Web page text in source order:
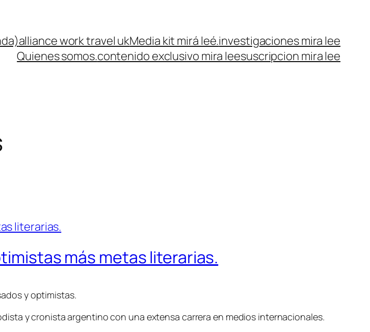
alliance work travel ukMedia kit mirá leé.investigaciones mira lee
Quienes somos.contenido exclusivo mira leesuscripcion mira lee
más metas literarias.
y optimistas.
y cronista argentino con una extensa carrera en medios internacionales.